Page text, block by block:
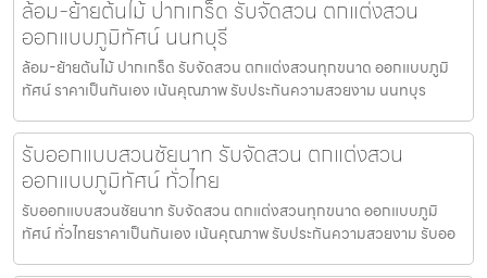
ล้อม-ย้ายต้นไม้ ปากเกร็ด รับจัดสวน ตกแต่งสวน
ออกแบบภูมิทัศน์ นนทบุรี
ล้อม-ย้ายต้นไม้ ปากเกร็ด รับจัดสวน ตกแต่งสวนทุกขนาด ออกแบบภูมิ
ทัศน์ ราคาเป็นกันเอง เน้นคุณภาพ รับประกันความสวยงาม นนทบุร
รับออกแบบสวนชัยนาท รับจัดสวน ตกแต่งสวน
ออกแบบภูมิทัศน์ ทั่วไทย
รับออกแบบสวนชัยนาท รับจัดสวน ตกแต่งสวนทุกขนาด ออกแบบภูมิ
ทัศน์ ทั่วไทยราคาเป็นกันเอง เน้นคุณภาพ รับประกันความสวยงาม รับออ